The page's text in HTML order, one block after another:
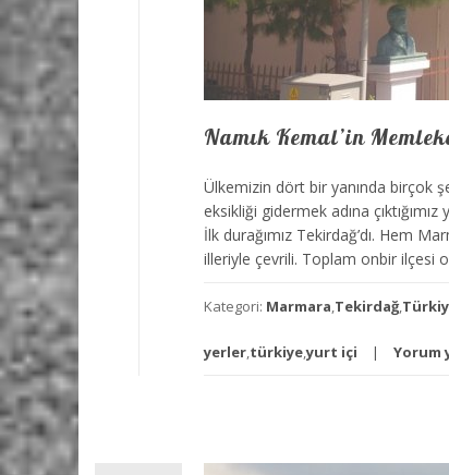
Namık Kemal’in
Ülkemizin dört bir yanında birçok
eksikliği gidermek adına
İlk durağımız Tekirdağ’dı. Hem
illeriyle çevrili. Toplam onbir ilçesi
Kategori: Marmara,Tekirdağ,
yerler,türkiye,yurt içi Yorum